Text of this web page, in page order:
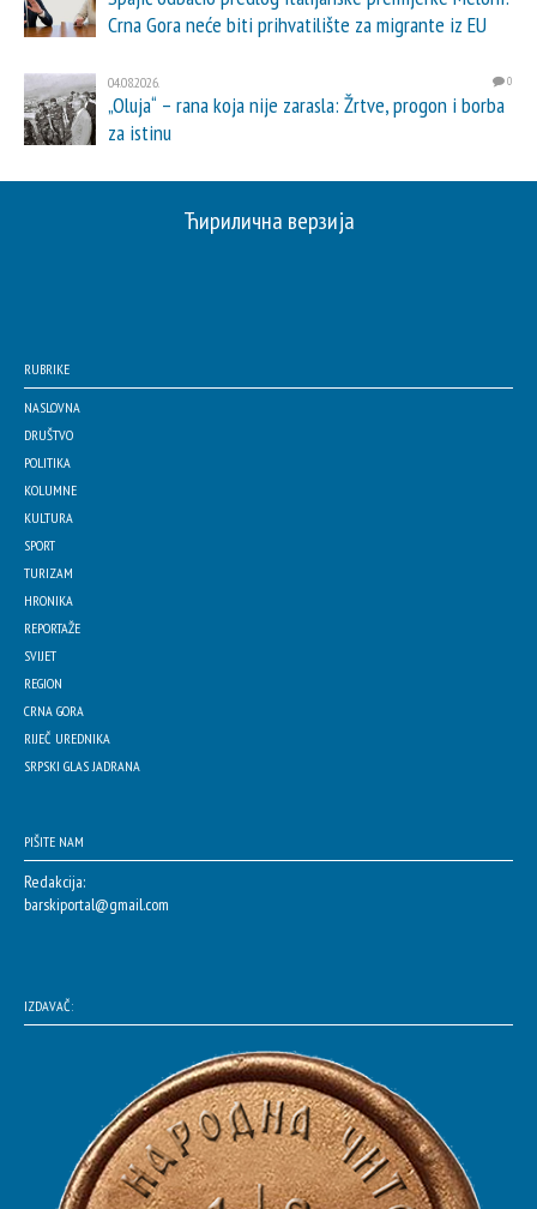
Crna Gora neće biti prihvatilište za migrante iz EU
04.08.2026. 0
„Oluja“ – rana koja nije zarasla: Žrtve, progon i borba
za istinu
Ћирилична верзија
RUBRIKE
NASLOVNA
DRUŠTVO
POLITIKA
KOLUMNE
KULTURA
SPORT
TURIZAM
HRONIKA
REPORTAŽE
SVIJET
REGION
CRNA GORA
RIJEČ UREDNIKA
SRPSKI GLAS JADRANA
PIŠITE NAM
Redakcija:
barskiportal@gmail.com
IZDAVAČ: